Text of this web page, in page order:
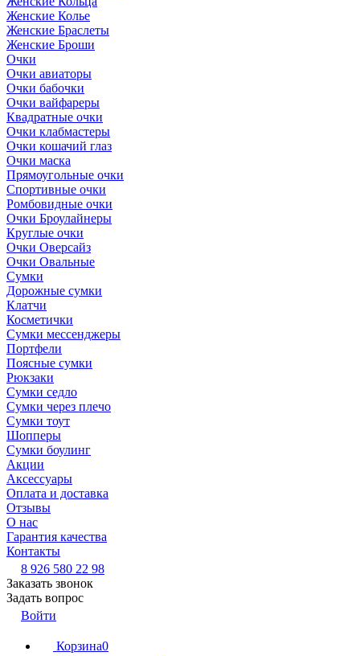
Женские Колье
Женские Браслеты
Женские Броши
Очки
Очки авиаторы
Очки бабочки
Очки вайфареры
Квадратные очки
Очки клабмастеры
Очки кошачий глаз
Очки маска
Прямоугольные очки
Спортивные очки
Ромбовидные очки
Очки Броулайнеры
Круглые очки
Очки Оверсайз
Очки Овальные
Сумки
Дорожные сумки
Клатчи
Косметички
Сумки мессенджеры
Портфели
Поясные сумки
Рюкзаки
Сумки седло
Сумки через плечо
Сумки тоут
Шопперы
Сумки боулинг
Акции
Аксессуары
Оплата и доставка
Отзывы
О нас
Гарантия качества
Контакты
8 926 580 22 98
Заказать звонок
Задать вопрос
Войти
Корзина0